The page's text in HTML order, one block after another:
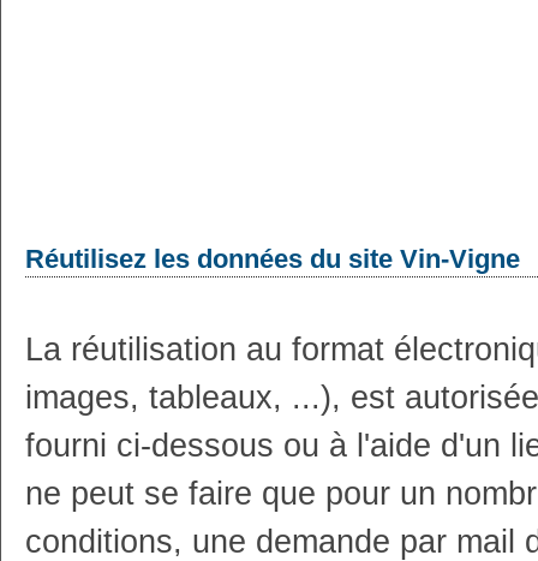
Réutilisez les données du site Vin-Vigne
La réutilisation au format
images, tableaux, ...), est
fourni ci-dessous ou à l'aide d'un
ne peut se faire que pour un
conditions, une demande par mail